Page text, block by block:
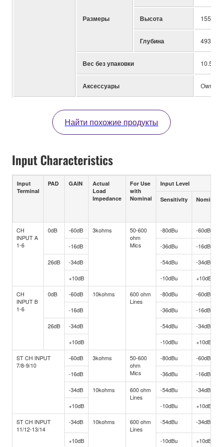
Размеры Высота
Глубина
Вес без упаковки 10.5kg;
Аксессуары
Найти похожие продукты
Input Characteristics
Input
Terminal
PAD GAIN
Actual
Load
Impedance
For Use
with
Nominal
Input Level
Sensitivity Nominal
CH
INPUT A
1-6
0dB -60dB 3kohms
50-600
ohm
Mics
-80dBu
-60dBu
-16dB
-36dBu
-16dBu
26dB
-34dB -54dBu
-34dBu
+10dB
-10dBu
+10dBu
CH
INPUT B
1-6
0dB -60dB 10kohms
600 ohm
Lines
-80dBu
-60dBu
-16dB
-36dBu
-16dBu
26dB
-34dB -54dBu
-34dBu
+10dB
-10dBu
+10dBu
ST CH INPUT
7/8-9/10
-60dB 3kohms
50-600
ohm
Mics
-80dBu
-60dBu
-16dB
-36dBu
-16dBu
-34dB
10kohms
600 ohm
Lines
-54dBu
-34dBu
+10dB
-10dBu
+10dBu
ST CH INPUT
11/12-13/14
-34dB 10kohms
600 ohm
Lines
-54dBu -34dBu
+10dB -10dBu +10dBu